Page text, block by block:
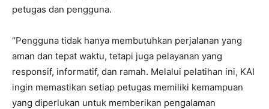
petugas dan pengguna.
“Pengguna tidak hanya membutuhkan perjalanan yang
aman dan tepat waktu, tetapi juga pelayanan yang
responsif, informatif, dan ramah. Melalui pelatihan ini, KAI
ingin memastikan setiap petugas memiliki kemampuan
yang diperlukan untuk memberikan pengalaman